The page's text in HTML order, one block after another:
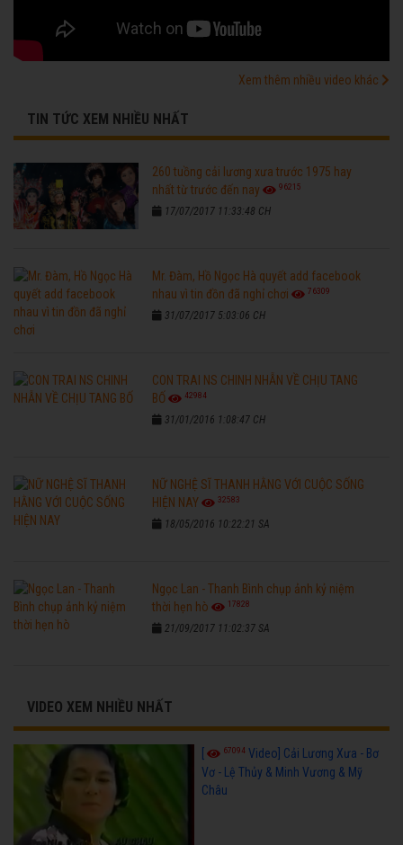
Xem thêm nhiều video khác
TIN TỨC XEM NHIỀU NHẤT
260 tuồng cải lương xưa trước 1975 hay
nhất từ trước đến nay
96215
17/07/2017 11:33:48 CH
Mr. Đàm, Hồ Ngọc Hà quyết add facebook
nhau vì tin đồn đã nghỉ chơi
76309
31/07/2017 5:03:06 CH
CON TRAI NS CHINH NHẪN VỀ CHỊU TANG
BỐ
42984
31/01/2016 1:08:47 CH
NỮ NGHỆ SĨ THANH HẰNG VỚI CUỘC SỐNG
HIỆN NAY
32583
18/05/2016 10:22:21 SA
Ngọc Lan - Thanh Bình chụp ảnh kỷ niệm
thời hẹn hò
17828
21/09/2017 11:02:37 SA
VIDEO XEM NHIỀU NHẤT
[ 67094 Video] Cải Lương Xưa - Bơ
Vơ - Lệ Thủy & Minh Vương & Mỹ
Châu